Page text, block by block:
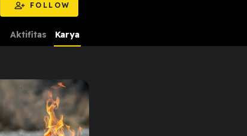
FOLLOW
Aktifitas Karya